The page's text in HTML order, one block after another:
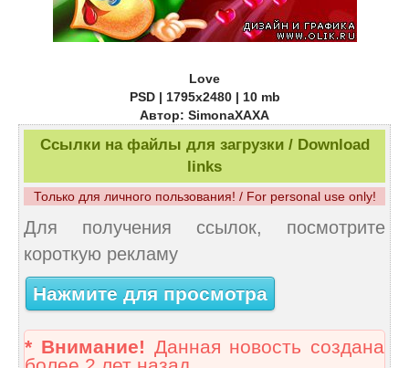
Love
PSD | 1795x2480 | 10 mb
Автор: SimonaXAXA
Ссылки на файлы для загрузки / Download
links
Только для личного пользования! / For personal use only!
Для получения ссылок, посмотрите
короткую рекламу
Нажмите для просмотра
* Внимание! Данная новость создана